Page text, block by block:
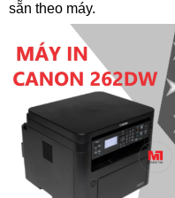
sẵn theo máy.